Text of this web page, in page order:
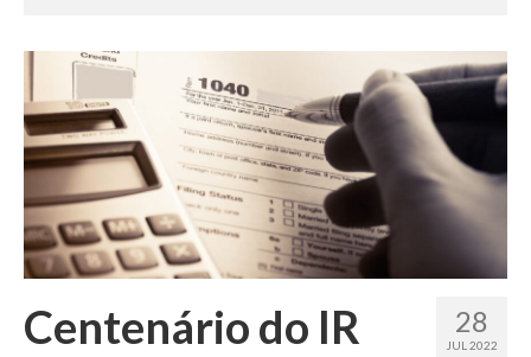
Home
Quem somos
Filiados
Informativos
Jurídico
28
JUL 2022
Centenário do IR